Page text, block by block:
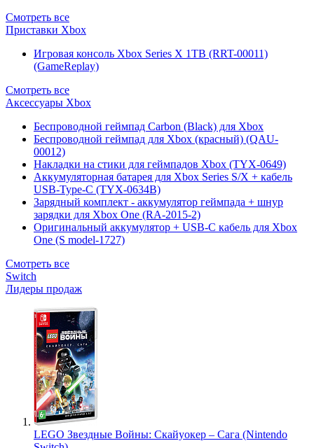
Смотреть все
Приставки Xbox
Игровая консоль Xbox Series X 1TB (RRT-00011)
(GameReplay)
Смотреть все
Аксессуары Xbox
Беспроводной геймпад Carbon (Black) для Xbox
Беспроводной геймпад для Xbox (красный) (QAU-
00012)
Накладки на стики для геймпадов Xbox (TYX-0649)
Аккумуляторная батарея для Xbox Series S/X + кабель
USB-Type-C (TYX-0634B)
Зарядный комплект - аккумулятор геймпада + шнур
зарядки для Xbox One (RA-2015-2)
Оригинальный аккумулятор + USB-C кабель для Xbox
One (S model-1727)
Смотреть все
Switch
Лидеры продаж
LEGO Звездные Войны: Скайуокер – Сага (Nintendo